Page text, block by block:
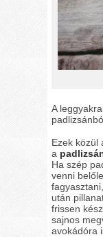
A
Ezek közül
a
Ha szép
venni
után
frissen
sajnos
avokádóra